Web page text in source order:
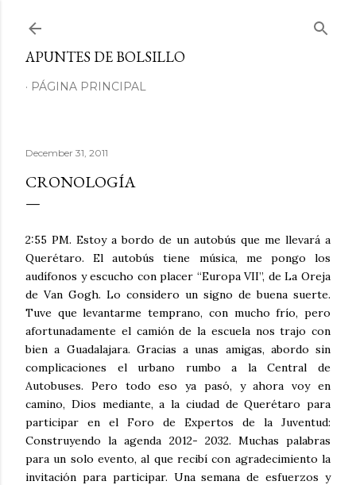
APUNTES DE BOLSILLO
PÁGINA PRINCIPAL
December 31, 2011
CRONOLOGÍA
2:55 PM. Estoy a bordo de un autobús que me llevará a
Querétaro. El autobús tiene música, me pongo los
audífonos y escucho con placer “Europa VII”, de La Oreja
de Van Gogh. Lo considero un signo de buena suerte.
Tuve que levantarme temprano, con mucho frío, pero
afortunadamente el camión de la escuela nos trajo con
bien a Guadalajara. Gracias a unas amigas, abordo sin
complicaciones el urbano rumbo a la Central de
Autobuses. Pero todo eso ya pasó, y ahora voy en
camino, Dios mediante, a la ciudad de Querétaro para
participar en el Foro de Expertos de la Juventud:
Construyendo la agenda 2012- 2032. Muchas palabras
para un solo evento, al que recibí con agradecimiento la
invitación para participar. Una semana de esfuerzos y